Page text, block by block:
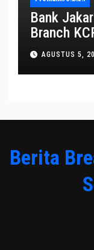
Bank
Branch
AGUSTUS 5,
Berita